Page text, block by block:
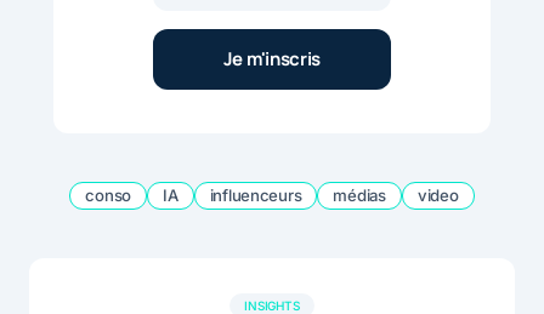
conso IA influenceurs médias video
INSIGHTS